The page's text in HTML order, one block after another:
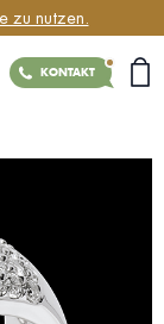
zu nutzen.
KONTAKT